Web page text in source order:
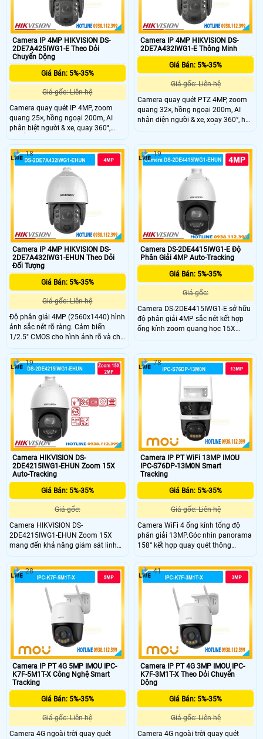
Camera IP 4MP HIKVISION DS-
2DE7A425IWG1-E Theo Dỏi
Chuyển Dộng
Giá Bán: 5%-35%
Giá gốc: Liên hệ
Camera quay quét IP 4MP, zoom
quang 25×, hồng ngoại 200m, AI
phân biệt người & xe, quay 360°,
chuẩn IP67 ngoài trời.
Camera IP 4MP HIKVISION DS-
2DE7A432IWG1-E Thông Minh
Giá Bán: 5%-35%
Giá gốc: Liên hệ
Camera quay quét PTZ 4MP, zoom
quang 32×, hồng ngoại 200m, AI
nhận diện người & xe, xoay 360°, hỗ
trợ Smart Tracking, chuẩn IP67.
Camera IP 4MP HIKVISION DS-
2DE7A432IWG1-EHUN Theo Dỏi
Đối Tượng
Giá Bán: 5%-35%
Giá gốc: Liên hệ
Độ phân giải 4MP (2560x1440) hình
ảnh sắc nét rõ ràng. Cảm biến
1/2.5" CMOS cho hình ảnh rõ và chi
tiết tốt. Zoom quang 32X quan sát
xa rõ nét trong mọi điều kiện. Hồng
ngoại 200m hỗ trợ giám sát ban
đêm hiệu quả cao.
18
Camera DS-2DE4415IWG1-E Độ
Phân Giải 4MP Auto-Tracking
Giá Bán: 5%-35%
Giá gốc:
Camera DS-2DE4415IWG1-E sở hữu
độ phân giải 4MP sắc nét kết hợp
ống kính zoom quang học 15X
mạnh mẽ, giúp theo dõi chi tiết mọi
giám sát quay quét cao cấp này
mang lại giải pháp bảo vệ tối ưu
cho các khu vực diện rộng như nhà
xưởng, bến bãi hay khu đô thị.
19
Camera HIKVISION DS-
2DE4215IWG1-EHUN Zoom 15X
Auto-Tracking
Giá Bán: 5%-35%
Giá gốc:
Camera HIKVISION DS-
2DE4215IWG1-EHUN Zoom 15X
mang đến khả năng giám sát linh
hoạt với độ phân giải Full HD 2MP,
zoom quang học 15X và hồng
ngoại 100m. Công nghệ DarkFighter
cho hình ảnh rõ nét trong điều kiện
thiếu sáng, kết hợp cảnh báo chủ
động, đàm thoại hai chiều và chuẩn
IP67 giúp hoạt động bền bỉ ngoài
trời.
19
Camera IP PT WiFi 13MP IMOU
IPC-S76DP-13M0N Smart
Tracking
Giá Bán: 5%-35%
Giá gốc: Liên hệ
Camera WiFi 4 ống kính tổng độ
phân giải 13MP.Góc nhìn panorama
158° kết hợp quay quét thông
minh.Zoom kết hợp 12X quan sát
xa rõ nét hơn.Full Color ban đêm với
4 chế độ ánh sáng thông minh.
78
Camera IP PT 4G 5MP IMOU IPC-
K7F-5M1T-X Công Nghệ Smart
Tracking
Giá Bán: 5%-35%
Giá gốc: Liên hệ
Camera 4G ngoài trời quay quét
28
Camera IP PT 4G 3MP IMOU IPC-
K7F-3M1T-X Theo Dỏi Chuyển
Dộng
Giá Bán: 5%-35%
Giá gốc: Liên hệ
Camera 4G ngoài trời quay quét
41